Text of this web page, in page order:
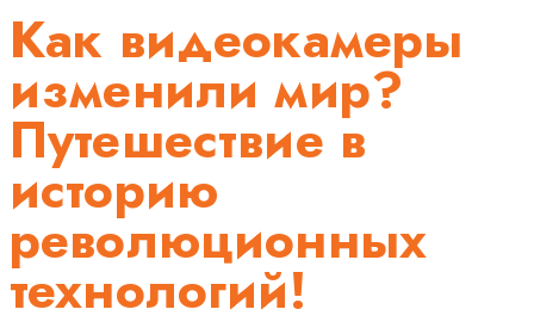
Как видеокамеры
изменили мир?
Путешествие в
историю
революционных
технологий!